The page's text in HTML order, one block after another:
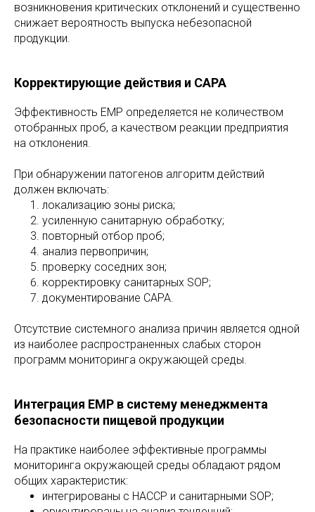
возникновения критических отклонений и существенно
снижает вероятность выпуска небезопасной
продукции.
Корректирующие действия и CAPA
Эффективность EMP определяется не количеством
отобранных проб, а качеством реакции предприятия
на отклонения.
При обнаружении патогенов алгоритм действий
должен включать:
локализацию зоны риска;
усиленную санитарную обработку;
повторный отбор проб;
анализ первопричин;
проверку соседних зон;
корректировку санитарных SOP;
документирование CAPA.
Отсутствие системного анализа причин является одной
из наиболее распространенных слабых сторон
программ мониторинга окружающей среды.
Интеграция EMP в систему менеджмента
безопасности пищевой продукции
На практике наиболее эффективные программы
мониторинга окружающей среды обладают рядом
общих характеристик:
интегрированы с HACCP и санитарными SOP;